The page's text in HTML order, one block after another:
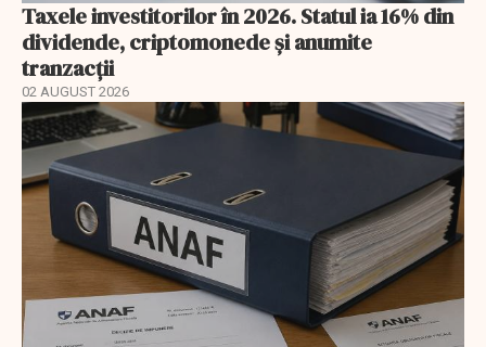
Taxele investitorilor în 2026. Statul ia 16% din
dividende, criptomonede și anumite
tranzacții
02 AUGUST 2026